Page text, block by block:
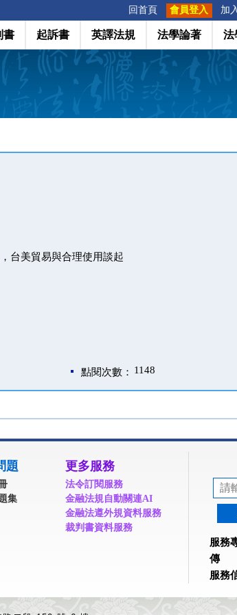
回首頁 會員登入 加
書 起訴書 英譯法規 法學論著 法
台美貿易與合理使用談起
點閱次數： 1148
題
集
更多服務
法令訂閱服務
金融法規自動關連AI
金融法遵外規資料服務
裁判書資料服務
服務
傳
服務